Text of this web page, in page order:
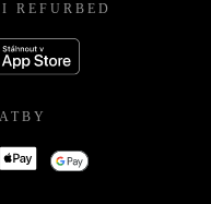
REFURBED